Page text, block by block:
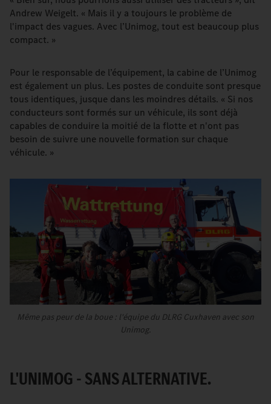
Andrew Weigelt. « Mais il y a toujours le problème de
l'impact des vagues. Avec l’Unimog, tout est beaucoup plus
compact. »
Pour le responsable de l’équipement, la cabine de l’Unimog
est également un plus. Les postes de conduite sont presque
tous identiques, jusque dans les moindres détails. « Si nos
conducteurs sont formés sur un véhicule, ils sont déjà
capables de conduire la moitié de la flotte et n'ont pas
besoin de suivre une nouvelle formation sur chaque
véhicule. »
Même pas peur de la boue : l'équipe du DLRG Cuxhaven avec son
Unimog.
L'UNIMOG - SANS ALTERNATIVE.